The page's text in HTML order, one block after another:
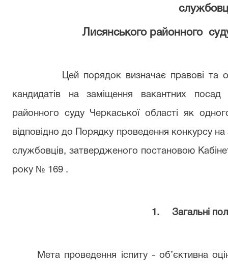
Лисянського районного
Цей порядок визначає правові та
кандидатів на заміщення вакантних
районного суду Черкаської області як
відповідно до Порядку проведення конкурсу
службовців, затвердженого постановою
року № 169 .
1. Загальні
Мета проведення іспиту - об’єктивна